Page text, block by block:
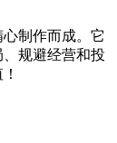
制作而成。它
规避经营和投